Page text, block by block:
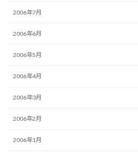
2006年7月
2006年6月
2006年5月
2006年4月
2006年3月
2006年2月
2006年1月